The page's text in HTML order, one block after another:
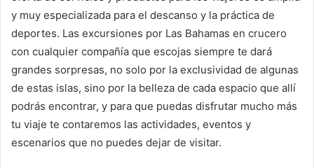
y muy especializada para el descanso y la práctica de
deportes. Las excursiones por Las Bahamas en crucero
con cualquier compañía que escojas siempre te dará
grandes sorpresas, no solo por la exclusividad de algunas
de estas islas, sino por la belleza de cada espacio que allí
podrás encontrar, y para que puedas disfrutar mucho más
tu viaje te contaremos las actividades, eventos y
escenarios que no puedes dejar de visitar.